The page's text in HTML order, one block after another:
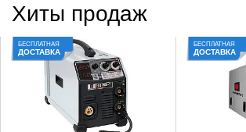
Хиты продаж
БЕСПЛАТНАЯ
ДОСТАВКА
БЕСПЛАТНАЯ
ДОСТАВКА